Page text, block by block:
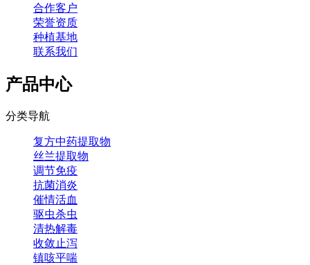
合作客户
荣誉资质
种植基地
联系我们
产品中心
分类导航
复方中药提取物
丝兰提取物
调节免疫
抗菌消炎
催情活血
驱虫杀虫
清热解毒
收敛止泻
镇咳平喘